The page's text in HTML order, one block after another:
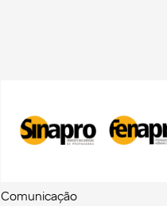
Comunicação